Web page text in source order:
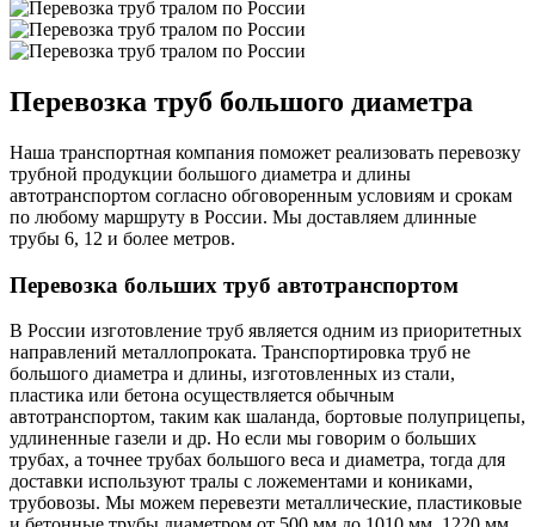
Перевозка труб большого диаметра
Наша транспортная компания поможет реализовать перевозку
трубной продукции большого диаметра и длины
автотранспортом согласно обговоренным условиям и срокам
по любому маршруту в России. Мы доставляем длинные
трубы 6, 12 и более метров.
Перевозка больших труб автотранспортом
В России изготовление труб является одним из приоритетных
направлений металлопроката. Транспортировка труб не
большого диаметра и длины, изготовленных из стали,
пластика или бетона осуществляется обычным
автотранспортом, таким как шаланда, бортовые полуприцепы,
удлиненные газели и др. Но если мы говорим о больших
трубах, а точнее трубах большого веса и диаметра, тогда для
доставки используют тралы с ложементами и кониками,
трубовозы. Мы можем перевезти металлические, пластиковые